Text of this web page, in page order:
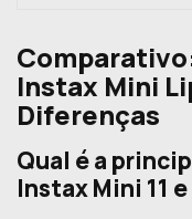
Instax Mini
Diferenças
Qual é a
Instax Mini 11